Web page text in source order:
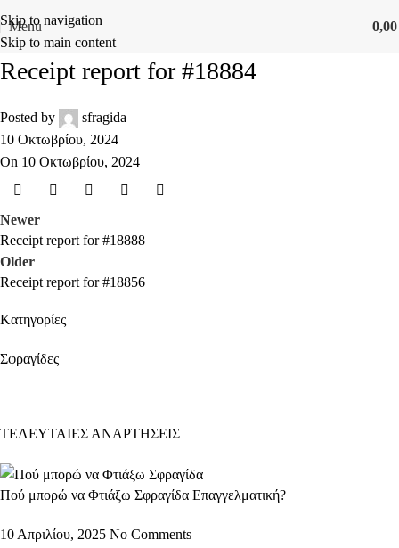
Skip to navigation
Skip to main content
Menu
Receipt report for #18884
Posted by
sfragida
10 Οκτωβρίου, 2024
On 10 Οκτωβρίου, 2024
Newer
Receipt report for #18888
Older
Receipt report for #18856
Kατηγορίες
Σφραγίδες
ΤΕΛΕΥΤΑΙΕΣ ΑΝΑΡΤΗΣΕΙΣ
Πού μπορώ να Φτιάξω Σφραγίδα Επαγγελματική?
10 Απριλίου, 2025 No Comments